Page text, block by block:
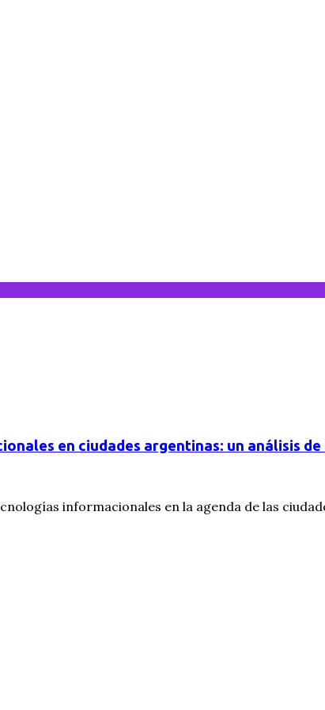
en ciudades argentinas: un análisis de
informacionales en la agenda de las